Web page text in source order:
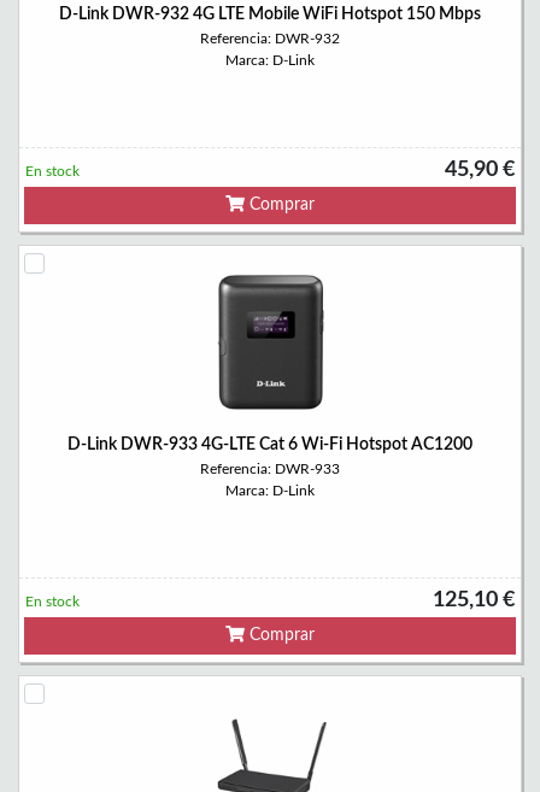
D-Link DWR-932 4G LTE Mobile WiFi Hotspot 150 Mbps
Referencia: DWR-932
Marca: D-Link
45,90 €
En stock
Comprar
D-Link DWR-933 4G-LTE Cat 6 Wi-Fi Hotspot AC1200
Referencia: DWR-933
Marca: D-Link
125,10 €
En stock
Comprar